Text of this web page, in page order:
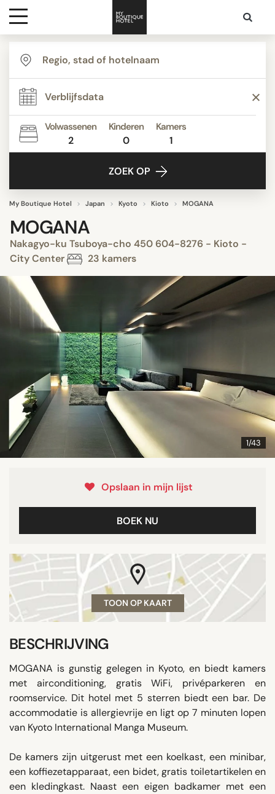
Bestemmingen
Hoteltypes
Contact
Volwassenen
2
Kinderen
0
Kamers
1
ZOEK OP
My Boutique Hotel Japan Kyoto Kioto MOGANA
MOGANA
Nakagyo-ku Tsuboya-cho 450 604-8276 - Kioto -
City Center
23 kamers
1/43
Opslaan in mijn lijst
BOEK NU
TOON OP KAART
BESCHRIJVING
MOGANA is gunstig gelegen in Kyoto, en biedt kamers
met airconditioning, gratis WiFi, privéparkeren en
roomservice. Dit hotel met 5 sterren biedt een bar. De
accommodatie is allergievrije en ligt op 7 minuten lopen
van Kyoto International Manga Museum.
De kamers zijn uitgerust met een koelkast, een minibar,
een koffiezetapparaat, een bidet, gratis toiletartikelen en
een kledingkast. Naast een eigen badkamer met een